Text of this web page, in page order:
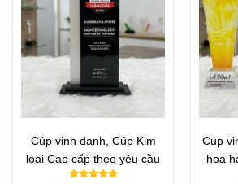
Cảm ơn Quý Khách hàng đã tin tưởng.
Cúp vinh danh, Cúp Kim
loại Cao cấp theo yêu cầu
Cúp
hoa